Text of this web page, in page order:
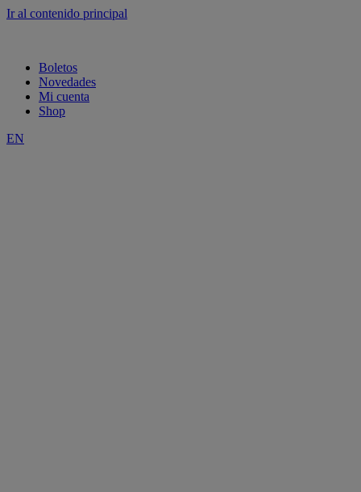
Ir al contenido principal
Boletos
Novedades
Mi cuenta
Shop
EN